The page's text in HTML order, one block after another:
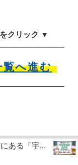
クリック ▼
覧へ進む
ある「宇...